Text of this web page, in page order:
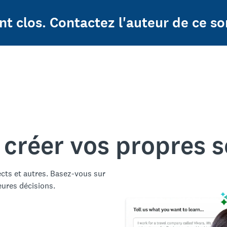
clos. Contactez l'auteur de ce
vos propres
et autres. Basez-vous sur
décisions.